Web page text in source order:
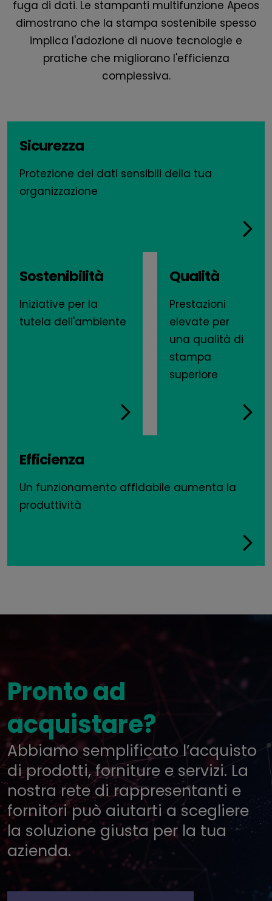
fuga di dati. Le stampanti multifunzione Apeos
dimostrano che la stampa sostenibile spesso
implica l'adozione di nuove tecnologie e
pratiche che migliorano l'efficienza
complessiva.
Sicurezza
Protezione dei dati sensibili della tua
organizzazione
Sostenibilità
Iniziative per la
tutela dell'ambiente
Qualità
Prestazioni
elevate per
una qualità di
stampa
superiore
Efficienza
Un funzionamento affidabile aumenta la
produttività
Pronto ad
acquistare?
Abbiamo semplificato l’acquisto
di prodotti, forniture e servizi. La
nostra rete di rappresentanti e
fornitori può aiutarti a scegliere
la soluzione giusta per la tua
azienda.